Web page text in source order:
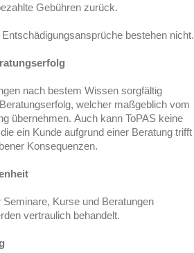
Gebühren zurück.
bestehen nicht.
nach bestem Wissen sorgfältig
welcher maßgeblich vom
übernehmen. Auch kann ToPAS keine
die ein Kunde aufgrund einer Beratung trifft
Konsequenzen.
Kurse und Beratungen
vertraulich behandelt.